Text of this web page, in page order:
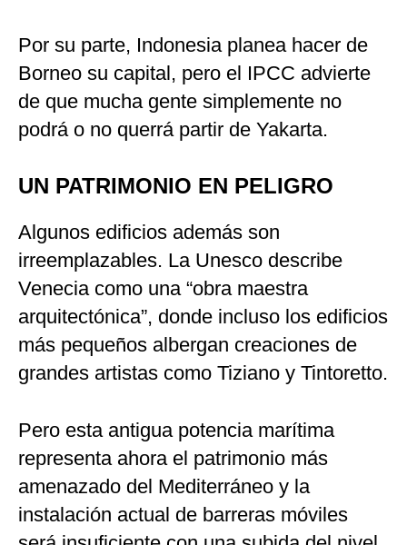
Por su parte, Indonesia planea hacer de
Borneo su capital, pero el IPCC advierte
de que mucha gente simplemente no
podrá o no querrá partir de Yakarta.
UN PATRIMONIO EN PELIGRO
Algunos edificios además son
irreemplazables. La Unesco describe
Venecia como una “obra maestra
arquitectónica”, donde incluso los edificios
más pequeños albergan creaciones de
grandes artistas como Tiziano y Tintoretto.
Pero esta antigua potencia marítima
representa ahora el patrimonio más
amenazado del Mediterráneo y la
instalación actual de barreras móviles